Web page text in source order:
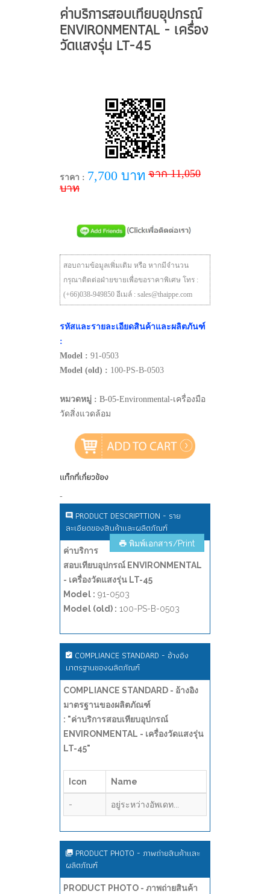
ค่าบริการสอบเทียบอุปกรณ์
ENVIRONMENTAL - เครื่อง
วัดแสงรุ่น LT-45
ราคา : 7,700 บาท จาก 11,050
บาท
สอบถามข้อมูลเพิ่มเติม หรือ หากมีจำนวน
กรุณาติดต่อฝ่ายขายเพื่อขอราคาพิเศษ โทร :
(+66)038-949850 อีเมล์ : sales@thaippe.com
รหัสและรายละเอียดสินค้าและผลิตภันฑ์
:
Model : 91-0503
Model (old) : 100-PS-B-0503
หมวดหมู่ : B-05-Environmental-เครื่องมือ
วัดสิ่งแวดล้อม
แท็กที่เกี่ยวข้อง
-
PRODUCT DESCRIPTTION - ราย
ละเอียดของสินค้าและผลิตภัณฑ์
พิมพ์เอกสาร/Print
ค่าบริการ
สอบเทียบอุปกรณ์ ENVIRONMENTAL
- เครื่องวัดแสงรุ่น LT-45
Model : 91-0503
Model (old) : 100-PS-B-0503
COMPLIANCE STANDARD - อ้างอิง
มาตรฐานของผลิตภัณฑ์
COMPLIANCE STANDARD - อ้างอิง
มาตรฐานของผลิตภัณฑ์
: "ค่าบริการสอบเทียบอุปกรณ์
ENVIRONMENTAL - เครื่องวัดแสงรุ่น
LT-45"
Icon Name
- อยู่ระหว่างอัพเดท...
PRODUCT PHOTO - ภาพถ่ายสินค้าและ
ผลิตภัณฑ์
PRODUCT PHOTO - ภาพถ่ายสินค้า